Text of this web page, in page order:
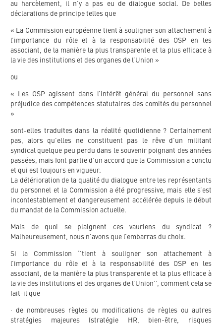
au harcèlement, il n’y a pas eu de dialogue social. De belles
déclarations de principe telles que
« La Commission européenne tient à souligner son attachement à
l’importance du rôle et à la responsabilité des OSP en les
associant, de la manière la plus transparente et la plus efficace à
la vie des institutions et des organes de l’Union »
ou
« Les OSP agissent dans l’intérêt général du personnel sans
préjudice des compétences statutaires des comités du personnel
»
sont-elles traduites dans la réalité quotidienne ? Certainement
pas, alors qu’elles ne constituent pas le rêve d’un militant
syndical quelque peu perdu dans le souvenir poignant des années
passées, mais font partie d’un accord que la Commission a conclu
et qui est toujours en vigueur.
La détérioration de la qualité du dialogue entre les représentants
du personnel et la Commission a été progressive, mais elle s’est
incontestablement et dangereusement accélérée depuis le début
du mandat de la Commission actuelle.
Mais de quoi se plaignent ces vauriens du syndicat ?
Malheureusement, nous n’avons que l’embarras du choix.
Si la Commission ‘’tient à souligner son attachement à
l’importance du rôle et à la responsabilité des OSP en les
associant, de la manière la plus transparente et la plus efficace à
la vie des institutions et des organes de l’Union’’, comment cela se
fait-il que
· de nombreuses règles ou modifications de règles ou autres
stratégies majeures (stratégie HR, bien-être, risques